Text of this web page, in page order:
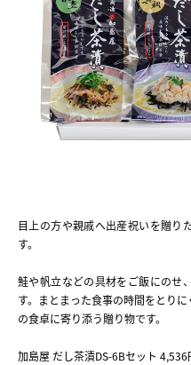
目上の方や親戚へ出産祝いを贈り
す。
鮭や帆立などの具材をご飯にのせ
す。まとまった食事の時間をとり
の食卓に寄り添う贈り物です。
加島屋 だし茶漬DS-6Bセット 4,536